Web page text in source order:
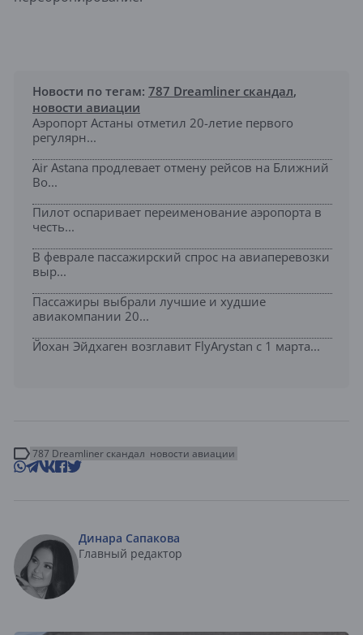
Новости по тегам: 787 Dreamliner скандал,
новости авиации
Аэропорт Астаны отметил 20-летие первого
регулярн...
Air Astana продлевает отмену рейсов на Ближний
Во...
Пилот оспаривает переименование аэропорта в
честь...
В феврале пассажирский спрос на авиаперевозки
выр...
Пассажиры выбрали лучшие и худшие
авиакомпании 20...
Йохан Эйдхаген возглавит FlyArystan с 1 марта...
787 Dreamliner скандал новости авиации
Динара Сапакова
Главный редактор